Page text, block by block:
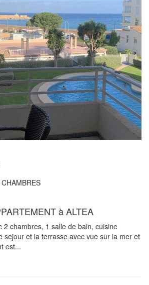
CHAMBRES
à ALTEA
2 chambres, 1 salle de bain, cuisine
sejour et la terrasse avec vue sur la mer et
est...